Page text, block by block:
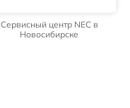
Сервисный центр NEC в
Новосибирске